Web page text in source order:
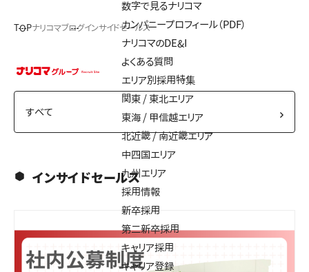
数字で見るナリコマ
カンパニープロフィール（PDF）
ナリコマのDE&I
よくある質問
エリア別採用特集
関東 / 東北エリア
東海 / 甲信越エリア
北近畿 / 南近畿エリア
中四国エリア
九州エリア
採用情報
新卒採用
第二新卒採用
キャリア採用
キャリア登録
TOPナリコマブログインサイドセールス
インサイドセールス